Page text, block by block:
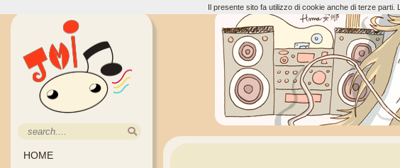
HOME
Il presente sito fa utilizzo di cookie anche di terze